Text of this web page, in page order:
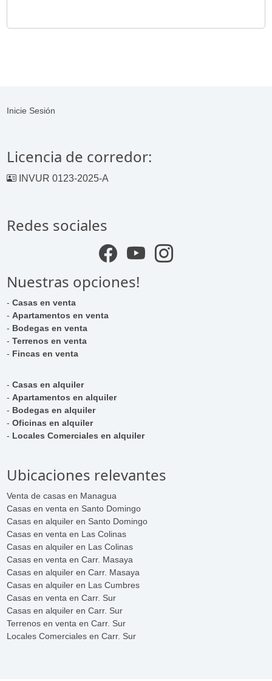
Inicie Sesión
Licencia de corredor:
INVUR 0123-2025-A
Redes sociales
Nuestras opciones!
-Casas en venta
-Apartamentos en venta
- Bodegas en venta
-Terrenos en venta
- Fincas en venta
-Casas en alquiler
-Apartamentos en alquiler
- Bodegas en alquiler
-Oficinas en alquiler
- Locales Comerciales en alquiler
Ubicaciones relevantes
Venta de casas en Managua
Casas en venta en Santo Domingo
Casas en alquiler en Santo Domingo
Casas en venta en Las Colinas
Casas en alquiler en Las Colinas
Casas en venta en Carr. Masaya
Casas en alquiler en Carr. Masaya
Casas en alquiler en Las Cumbres
Casas en venta en Carr. Sur
Casas en alquiler en Carr. Sur
Terrenos en venta en Carr. Sur
Locales Comerciales en Carr. Sur